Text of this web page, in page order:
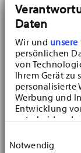
Daten
Wir und unsere
persönlichen
von
Ihrem Gerät zu
personalisierte
Werbung und
Entwicklung
entscheiden
Cookie-
Notwendig
Sammeledition
30-Tage-Bestpreis: